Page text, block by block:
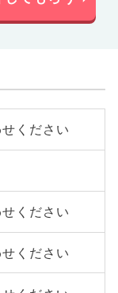
ください
ください
ください